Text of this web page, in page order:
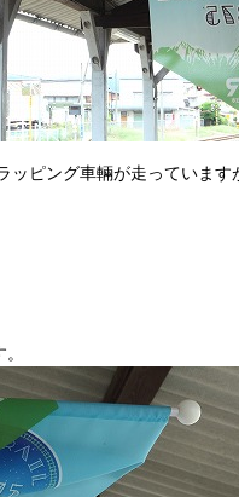
ピング車輛が走っています